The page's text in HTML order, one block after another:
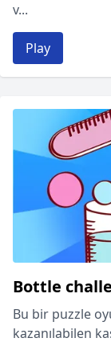
v...
Play
Bottle
Bu bir puzzle
kazanılabilen